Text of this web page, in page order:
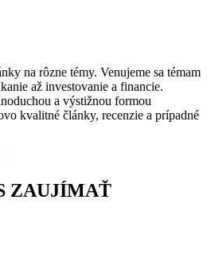
na rôzne témy. Venujeme sa témam
až investovanie a financie.
a výstižnou formou
kvalitné články, recenzie a prípadné
ZAUJÍMAŤ